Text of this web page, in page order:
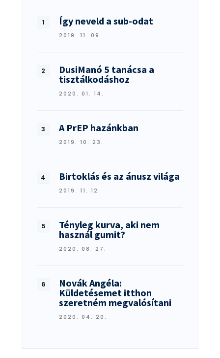
Így neveld a sub-odat
2019. 11. 09.
DusiManó 5 tanácsa a
tisztálkodáshoz
2020. 01. 14.
A PrEP hazánkban
2019. 10. 23.
Birtoklás és az ánusz világa
2019. 11. 12.
Tényleg kurva, aki nem
használ gumit?
2020. 08. 27.
Novák Angéla:
Küldetésemet itthon
szeretném megvalósítani
2020. 04. 20.